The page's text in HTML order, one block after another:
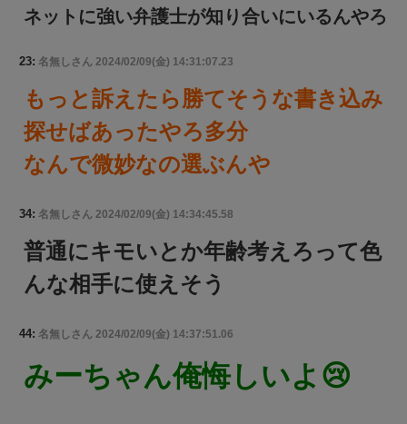
ネットに強い弁護士が知り合いにいるんやろ
23: 名無しさん 2024/02/09(金) 14:31:07.23
もっと訴えたら勝てそうな書き込み
探せばあったやろ多分
なんで微妙なの選ぶんや
34: 名無しさん 2024/02/09(金) 14:34:45.58
普通にキモいとか年齢考えろって色
んな相手に使えそう
44: 名無しさん 2024/02/09(金) 14:37:51.06
みーちゃん俺悔しいよ😢